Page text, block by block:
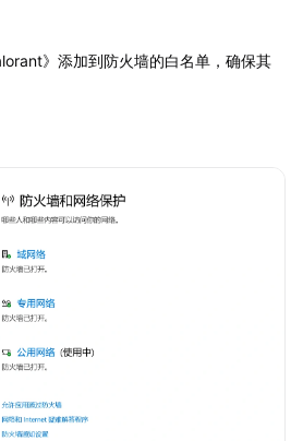
》添加到防火墙的白名单，确保其